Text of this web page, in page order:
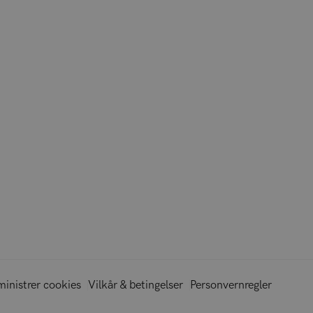
cookies Vilkår & betingelser Personvernregler